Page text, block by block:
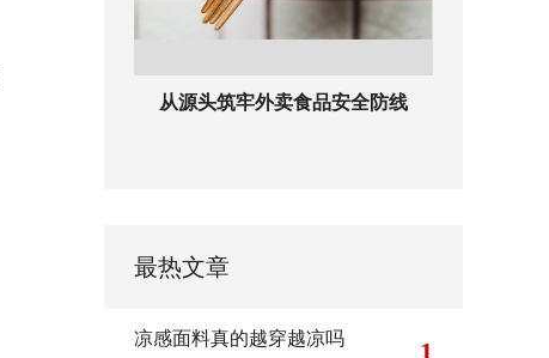
从源头筑牢外卖食品安全防线
最热文章
凉感面料真的越穿越凉吗 1